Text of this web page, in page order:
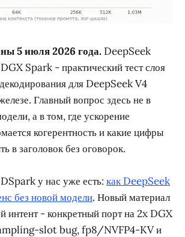
5 июля 2026 года. DeepSeek
Spark - практический тест слоя
для DeepSeek V4
Главный вопрос здесь не в
а в том, где ускорение
когерентность и какие цифры
в заголовок без оговорок.
у нас уже есть: как DeepSeek
без новой модели. Новый материал
интент - конкретный порт на 2x DGX
slot bug, fp8/NVFP4-KV и